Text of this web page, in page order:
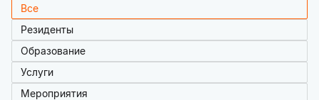
Все
Резиденты
Образование
Услуги
Мероприятия